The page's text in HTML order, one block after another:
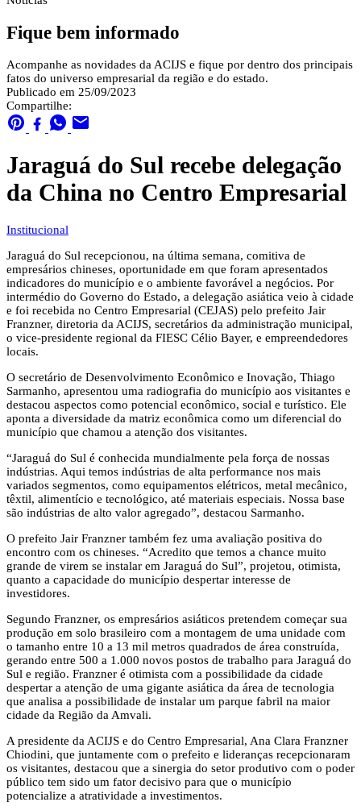
Fique bem informado
Acompanhe as novidades da ACIJS e fique por dentro dos principais
fatos do universo empresarial da região e do estado.
Publicado em 25/09/2023
Compartilhe:
Jaraguá do Sul recebe delegação
da China no Centro Empresarial
Institucional
Jaraguá do Sul recepcionou, na última semana, comitiva de
empresários chineses, oportunidade em que foram apresentados
indicadores do município e o ambiente favorável a negócios. Por
intermédio do Governo do Estado, a delegação asiática veio à cidade
e foi recebida no Centro Empresarial (CEJAS) pelo prefeito Jair
Franzner, diretoria da ACIJS, secretários da administração municipal,
o vice-presidente regional da FIESC Célio Bayer, e empreendedores
locais.
O secretário de Desenvolvimento Econômico e Inovação, Thiago
Sarmanho, apresentou uma radiografia do município aos visitantes e
destacou aspectos como potencial econômico, social e turístico. Ele
aponta a diversidade da matriz econômica como um diferencial do
município que chamou a atenção dos visitantes.
“Jaraguá do Sul é conhecida mundialmente pela força de nossas
indústrias. Aqui temos indústrias de alta performance nos mais
variados segmentos, como equipamentos elétricos, metal mecânico,
têxtil, alimentício e tecnológico, até materiais especiais. Nossa base
são indústrias de alto valor agregado”, destacou Sarmanho.
O prefeito Jair Franzner também fez uma avaliação positiva do
encontro com os chineses. “Acredito que temos a chance muito
grande de virem se instalar em Jaraguá do Sul”, projetou, otimista,
quanto a capacidade do município despertar interesse de
investidores.
Segundo Franzner, os empresários asiáticos pretendem começar sua
produção em solo brasileiro com a montagem de uma unidade com
o tamanho entre 10 a 13 mil metros quadrados de área construída,
gerando entre 500 a 1.000 novos postos de trabalho para Jaraguá do
Sul e região. Franzner é otimista com a possibilidade da cidade
despertar a atenção de uma gigante asiática da área de tecnologia
que analisa a possibilidade de instalar um parque fabril na maior
cidade da Região da Amvali.
A presidente da ACIJS e do Centro Empresarial, Ana Clara Franzner
Chiodini, que juntamente com o prefeito e lideranças recepcionaram
os visitantes, destacou que a sinergia do setor produtivo com o poder
público tem sido um fator decisivo para que o município
potencialize a atratividade a investimentos.